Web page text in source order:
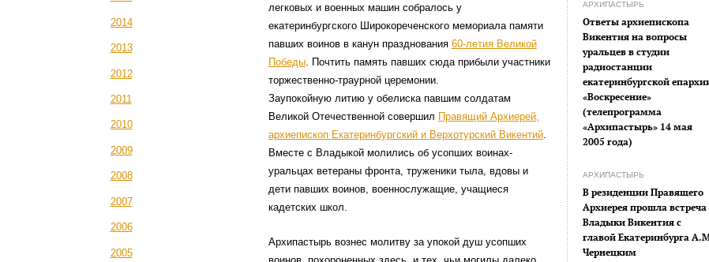
2014
2013
2012
2011
2010
2009
2008
2007
2006
2005
АРХИПАСТЫРЬ
Ответы архиепископа
Викентия на вопросы
уральцев в студии
радиостанции
екатеринбургской
«Воскресение»
(телепрограмма
«Архипастырь» 14 мая
2005 года)
АРХИПАСТЫРЬ
В резиденции Правящего
Архиерея прошла встреча
Владыки Викентия с
главой Екатеринбурга
Чернецким
легковых и военных машин собралось у
екатеринбургского Широкореченского мемориала памяти
павших воинов в канун празднования 60-летия Великой
Победы. Почтить память павших сюда прибыли участники
торжественно-траурной церемонии.
Заупокойную литию у обелиска павшим солдатам
Великой Отечественной совершил Правящий Архиерей,
архиепископ Екатеринбургский и Верхотурский Викентий.
Вместе с Владыкой молились об усопших воинах-
уральцах ветераны фронта, труженики тыла, вдовы и
дети павших воинов, военнослужащие, учащиеся
кадетских школ.
Архипастырь вознес молитву за упокой душ усопших
воинов, похороненных здесь, и тех, чьи могилы далеко